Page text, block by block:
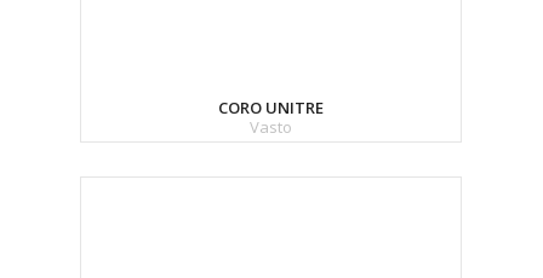
CORO UNITRE
Vasto